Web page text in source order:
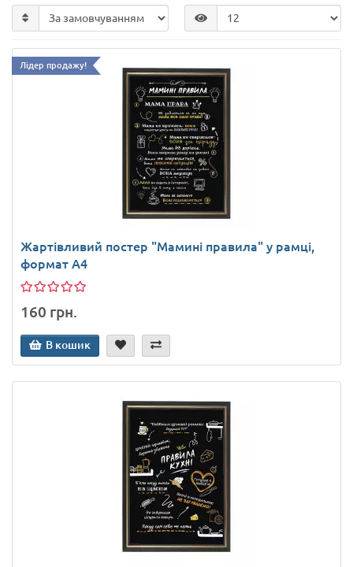
Лідер продажу!
Жартівливий постер "Мамині правила" у рамці,
формат А4
160 грн.
В кошик